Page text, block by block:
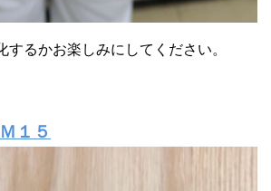
するかお楽しみにしてください。
１５